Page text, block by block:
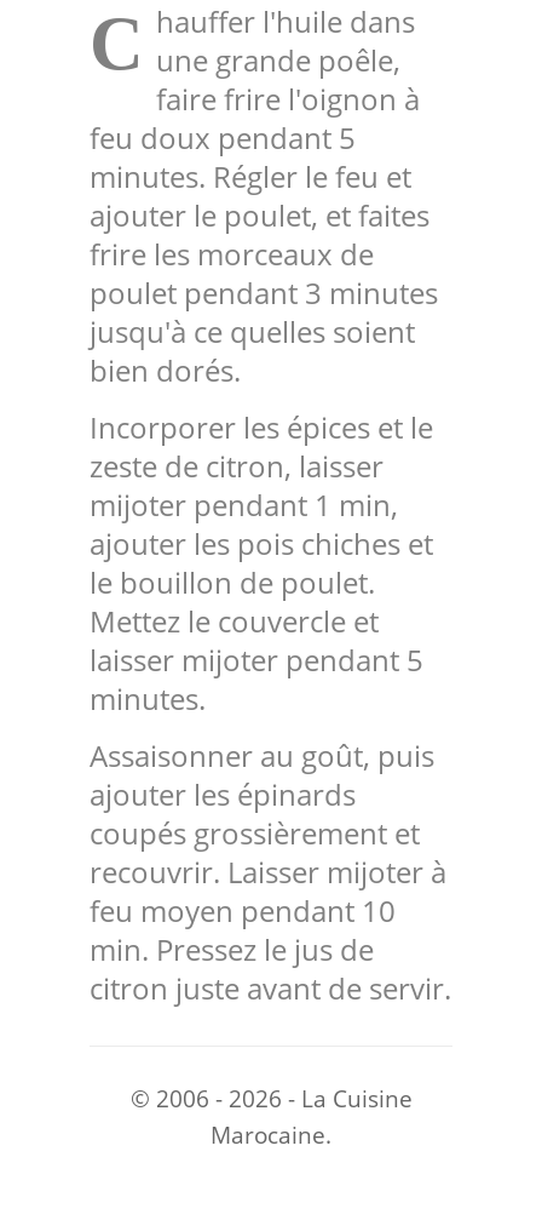
C hauffer l'huile dans
une grande poêle,
faire frire l'oignon à
feu doux pendant 5
minutes. Régler le feu et
ajouter le poulet, et faites
frire les morceaux de
poulet pendant 3 minutes
jusqu'à ce quelles soient
bien dorés.
Incorporer les épices et le
zeste de citron, laisser
mijoter pendant 1 min,
ajouter les pois chiches et
le bouillon de poulet.
Mettez le couvercle et
laisser mijoter pendant 5
minutes.
Assaisonner au goût, puis
ajouter les épinards
coupés grossièrement et
recouvrir. Laisser mijoter à
feu moyen pendant 10
min. Pressez le jus de
citron juste avant de servir.
© 2006 - 2026 - La Cuisine
Marocaine.